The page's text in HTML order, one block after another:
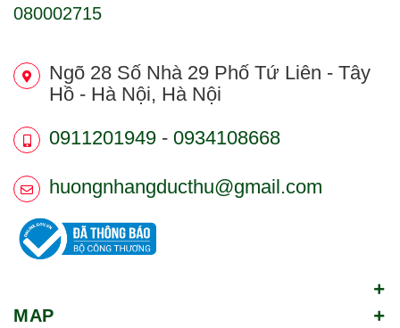
080002715
Ngõ 28 Số Nhà 29 Phố Tứ Liên - Tây
Hồ - Hà Nội, Hà Nội
0911201949 - 0934108668
huongnhangducthu@gmail.com
MAP